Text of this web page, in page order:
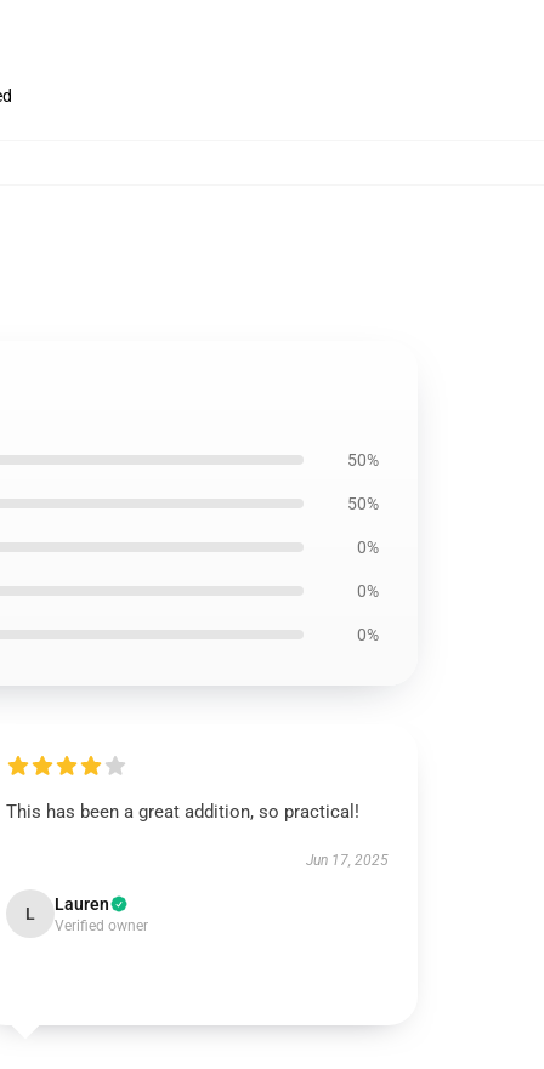
50%
50%
0%
0%
0%
This has been a great addition, so practical!
Jun 17, 2025
L Lauren
Verified owner